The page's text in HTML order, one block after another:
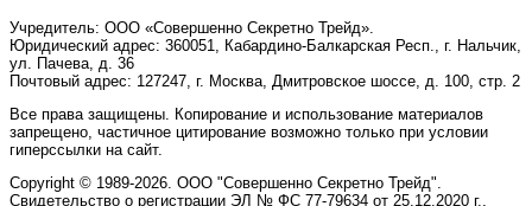
Учредитель: ООО «Совершенно Секретно Трейд».
Юридический адрес: 360051, Кабардино-Балкарская Респ., г. Нальчик,
ул. Пачева, д. 36
Почтовый адрес: 127247, г. Москва, Дмитровское шоссе, д. 100, стр. 2
Все права защищены. Копирование и использование материалов
запрещено, частичное цитирование возможно только при условии
гиперссылки на сайт.
Copyright © 1989-2026. ООО "Совершенно Секретно Трейд".
Свидетельство о регистрации ЭЛ № ФС 77-79634 от 25.12.2020 г.,